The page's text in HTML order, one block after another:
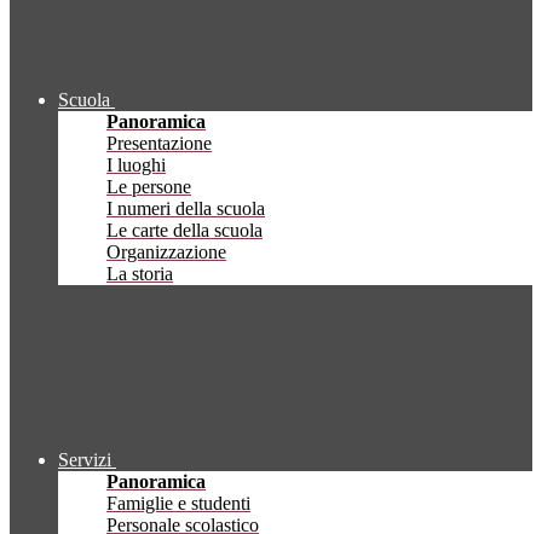
Scuola
Panoramica
Presentazione
I luoghi
Le persone
I numeri della scuola
Le carte della scuola
Organizzazione
La storia
Servizi
Panoramica
Famiglie e studenti
Personale scolastico